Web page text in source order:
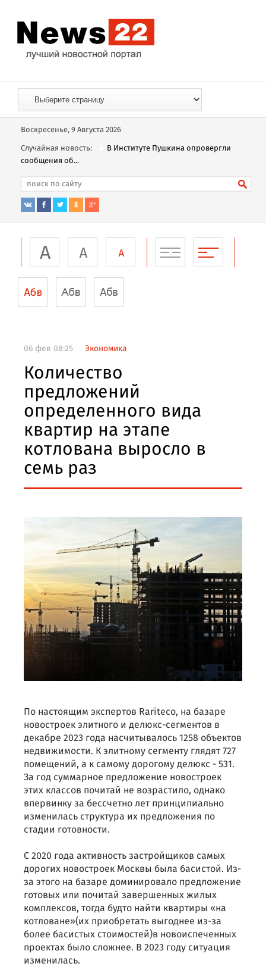
Воскресенье, 9 Августа 2026
Случайная новость:
В Институте Пушкина опровергли
сообщения об...
06 фев 08:25 Экономика
Количество
предложений
определенного вида
квартир на этапе
котлована выросло в
семь раз
По настоящим экспертов Rariteco, на базаре
новостроек элитного и делюкс-сегментов в
декабре 2023 года насчитывалось 1258 объектов
недвижимости. К элитному сегменту глядят 727
помещений, а к самому дорогому делюкс - 531.
За год суммарное предложение новостроек
этих классов почитай не возрастило, однако
впервинку за бессчетно лет принципиально
изменилась структура их предложения по
стадии готовности.
С 2020 года активность застройщиков самых
дорогих новостроек Москвы была басистой. Из-
за этого на базаре доминировало предложение
готовых или почитай завершенных жилых
комплексов, тогда будто найти квартиры «на
котловане»(их приобретать выгоднее из-за
более басистых стоимостей)в новоиспеченных
проектах было сложнее. В 2023 году ситуация
изменилась.